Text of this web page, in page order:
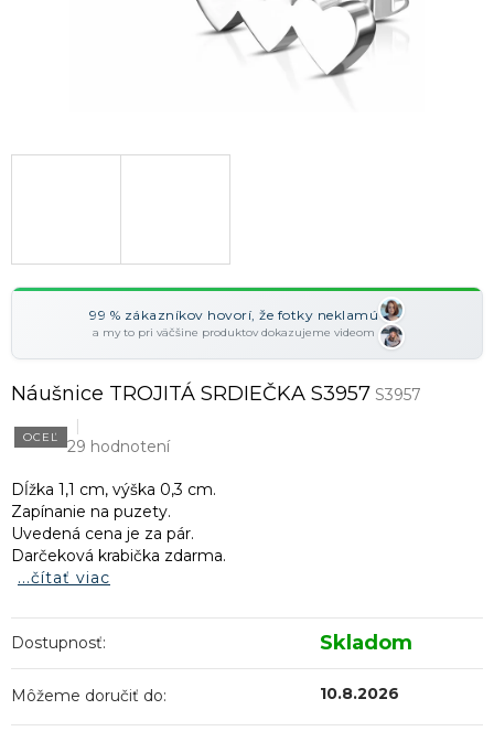
99 % zákazníkov hovorí, že fotky neklamú
a my to pri väčšine produktov dokazujeme videom
Náušnice TROJITÁ SRDIEČKA S3957 S3957
OCEĽ 29 hodnotení
Dĺžka 1,1 cm, výška 0,3 cm.
Zapínanie na puzety.
Uvedená cena je za pár.
Darčeková krabička zdarma.
...čítať viac
Dostupnosť: Skladom
Môžeme doručiť do: 10.8.2026